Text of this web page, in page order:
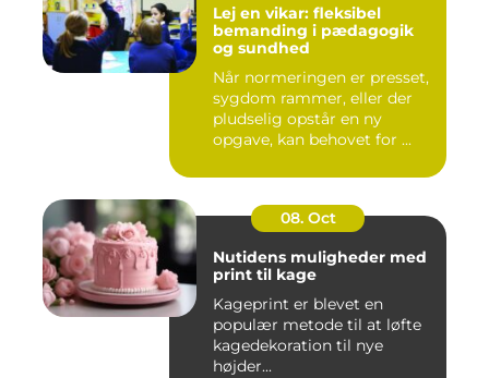
Lej en vikar: fleksibel
bemanding i pædagogik
og sundhed
Når normeringen er presset,
sygdom rammer, eller der
pludselig opstår en ny
opgave, kan behovet for ...
08. Oct
Nutidens muligheder med
print til kage
Kageprint er blevet en
populær metode til at løfte
kagedekoration til nye
højder...